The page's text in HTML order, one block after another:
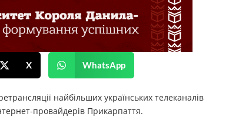
X WhatsApp
найбільших українських телеканалів
провайдерів Прикарпаття.